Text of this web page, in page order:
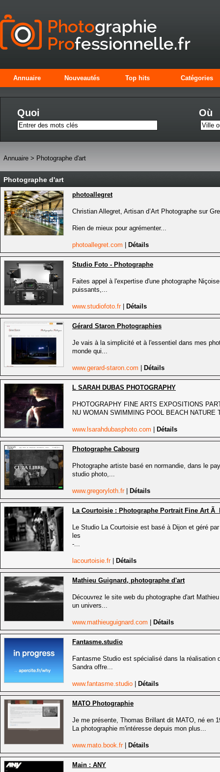
Annuaire Nouveautés Top hits Catégories
Quoi Où
Annuaire > Photographe d'art
Photographe d'art
photoallegret
Christian Allegret, Artisan d’Art Photographe sur
Rien de mieux pour agrémenter...
photoallegret.com Détails
Studio Foto - Photographe
Faites appel à l'expertise d'une photographe
puissants,...
www.studiofoto.fr Détails
Gérard Staron Photographies
Je vais à la simplicité et à l'essentiel dans mes
monde qui...
www.gerard-staron.com Détails
L SARAH DUBAS PHOTOGRAPHY
PHOTOGRAPHY FINE ARTS EXPOSITIONS
NU WOMAN SWIMMING POOL BEACH
www.lsarahdubasphoto.com Détails
Photographe Cabourg
Photographe artiste basé en normandie, dans le
studio photo,...
www.gregoryloth.fr Détails
La Courtoisie : Photographe Portrait Fine Art Ã
Le Studio La Courtoisie est basé à Dijon et géré
les
-...
lacourtoisie.fr Détails
Mathieu Guignard, photographe d'art
Découvrez le site web du photographe d'art
un univers...
www.mathieuguignard.com Détails
Fantasme.studio
Fantasme Studio est spécialisé dans la
Sandra offre...
www.fantasme.studio Détails
MATO Photographie
Je me présente, Thomas Brillant dit MATO, né en
La photographie m'intéresse depuis mon plus...
www.mato.book.fr Détails
Main : ANY